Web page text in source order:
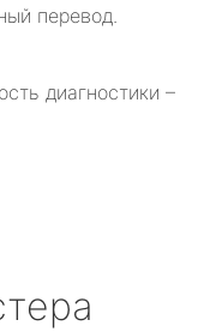
перевод.
диагностики –